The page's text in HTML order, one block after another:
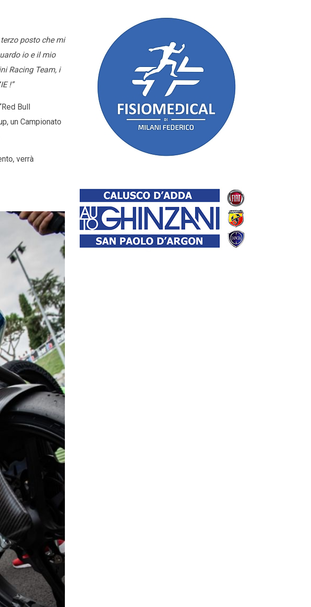
posto che mi
io e il mio
Racing Team, i
!”
Bull
un Campionato
verrà